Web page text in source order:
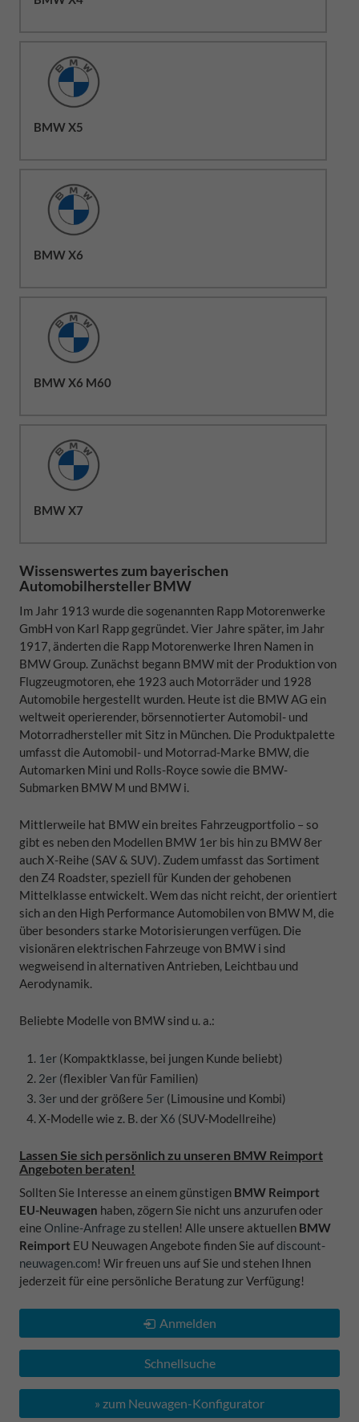
BMW X5
BMW X6
BMW X6 M60
BMW X7
Wissenswertes zum bayerischen
Automobilhersteller BMW
Im Jahr 1913 wurde die sogenannten Rapp Motorenwerke
GmbH von Karl Rapp gegründet. Vier Jahre später, im Jahr
1917, änderten die Rapp Motorenwerke Ihren Namen in
BMW Group. Zunächst begann BMW mit der Produktion von
Flugzeugmotoren, ehe 1923 auch Motorräder und 1928
Automobile hergestellt wurden. Heute ist die BMW AG ein
weltweit operierender, börsennotierter Automobil- und
Motorradhersteller mit Sitz in München. Die Produktpalette
umfasst die Automobil- und Motorrad-Marke BMW, die
Automarken Mini und Rolls-Royce sowie die BMW-
Submarken BMW M und BMW i.
Mittlerweile hat BMW ein breites Fahrzeugportfolio – so
gibt es neben den Modellen BMW 1er bis hin zu BMW 8er
auch X-Reihe (SAV & SUV). Zudem umfasst das Sortiment
den Z4 Roadster, speziell für Kunden der gehobenen
Mittelklasse entwickelt. Wem das nicht reicht, der orientiert
sich an den High Performance Automobilen von BMW M, die
über besonders starke Motorisierungen verfügen. Die
visionären elektrischen Fahrzeuge von BMW i sind
wegweisend in alternativen Antrieben, Leichtbau und
Aerodynamik.
Beliebte Modelle von BMW sind u. a.:
1er (Kompaktklasse, bei jungen Kunde beliebt)
2er (flexibler Van für Familien)
3er und der größere 5er (Limousine und Kombi)
X-Modelle wie z. B. derX6 (SUV-Modellreihe)
Lassen Sie sich persönlich zu unseren BMW Reimport
Angeboten beraten!
Sollten Sie Interesse an einem günstigen BMW Reimport
EU-Neuwagen haben, zögern Sie nicht uns anzurufen oder
eine Online-Anfrage zu stellen! Alle unsere aktuellen BMW
Reimport EU Neuwagen Angebote finden Sie aufdiscount-
neuwagen.com! Wir freuen uns auf Sie und stehen Ihnen
jederzeit für eine persönliche Beratung zur Verfügung!
Anmelden
Schnellsuche
» zum Neuwagen-Konfigurator